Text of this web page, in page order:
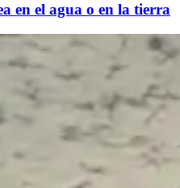
en el agua o en la tierra